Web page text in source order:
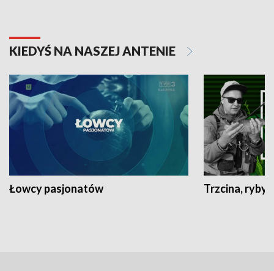
KIEDYŚ NA NASZEJ ANTENIE
Łowcy pasjonatów Trzcina, ryby